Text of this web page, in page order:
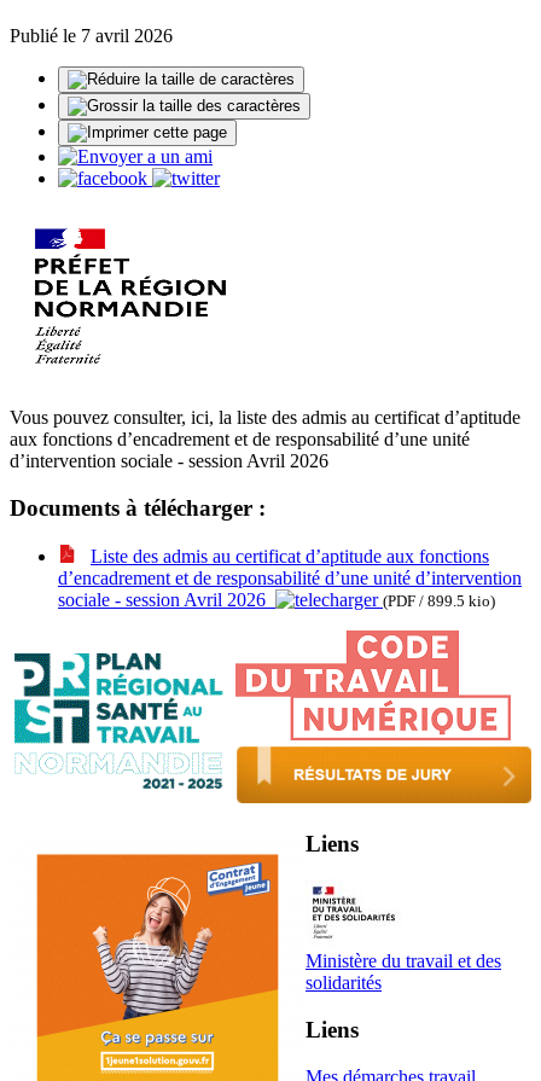
Publié le 7 avril 2026
Vous pouvez consulter, ici, la liste des admis au certificat d’aptitude
aux fonctions d’encadrement et de responsabilité d’une unité
d’intervention sociale - session Avril 2026
Documents à télécharger :
Liste des admis au certificat d’aptitude aux fonctions
d’encadrement et de responsabilité d’une unité d’intervention
sociale - session Avril 2026
(PDF / 899.5 kio)
Liens
Ministère du travail et des
solidarités
Liens
Mes démarches travail